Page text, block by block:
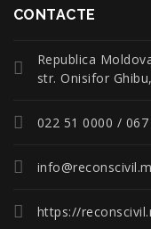
CONTACTE
Republica
str. Onisifor
022 51 0000 /
https://